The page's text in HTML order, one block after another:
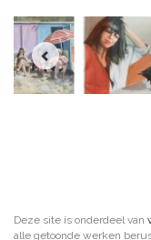
Deze site is onderdeel van
alle getoonde werken